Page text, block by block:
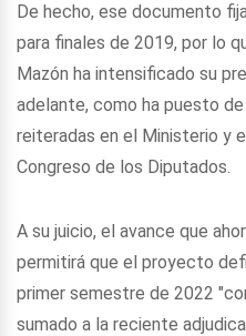
De hecho, ese documento
para finales de 2019, por lo
Mazón ha intensificado su
adelante, como ha puesto
reiteradas en el Ministerio y
Congreso de los Diputados.
A su juicio, el avance que
permitirá que el proyecto
primer semestre de 2022
sumado a la reciente